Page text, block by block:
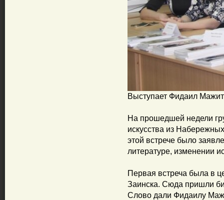
Выступает Фидаил
На прошедшей недели
искусства из
этой встрече было
литературе, изменении
Первая встреча была в
Заинска. Сюда пришли
Слово дали Фидаилу